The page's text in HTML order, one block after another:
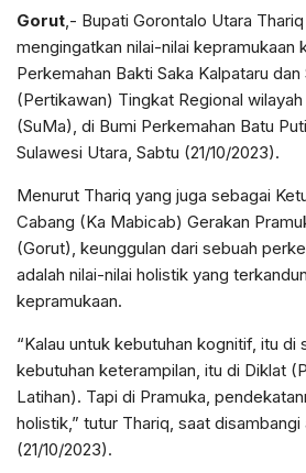
Gorut,- Bupati Gorontalo Utara
mengingatkan nilai-nilai kepramukaan
Perkemahan Bakti Saka Kalpataru dan
(Pertikawan) Tingkat Regional
(SuMa), di Bumi Perkemahan Batu
Sulawesi Utara, Sabtu (21/10/2023).
Menurut Thariq yang juga sebagai
Cabang (Ka Mabicab) Gerakan
(Gorut), keunggulan dari sebuah
adalah nilai-nilai holistik yang
kepramukaan.
“Kalau untuk kebutuhan kognitif, itu di
kebutuhan keterampilan, itu di Diklat
Latihan). Tapi di Pramuka,
holistik,” tutur Thariq, saat
(21/10/2023).